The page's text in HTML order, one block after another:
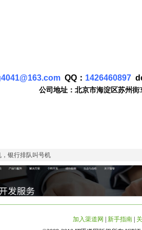
：李
QQ： 1426460897
公司地址：北京市海淀区苏州街
银行排队叫号机
加入渠道网 新手指南